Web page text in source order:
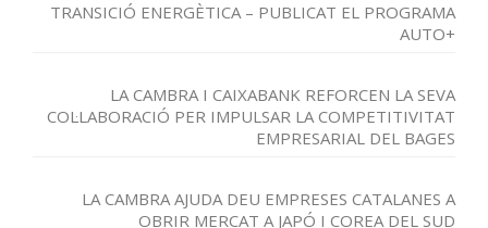
TRANSICIÓ ENERGÈTICA – PUBLICAT EL PROGRAMA
AUTO+
LA CAMBRA I CAIXABANK REFORCEN LA SEVA
COL·LABORACIÓ PER IMPULSAR LA COMPETITIVITAT
EMPRESARIAL DEL BAGES
LA CAMBRA AJUDA DEU EMPRESES CATALANES A
OBRIR MERCAT A JAPÓ I COREA DEL SUD